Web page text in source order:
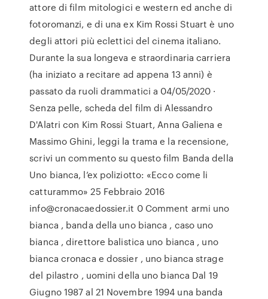
attore di film mitologici e western ed anche di
fotoromanzi, e di una ex Kim Rossi Stuart è uno
degli attori più eclettici del cinema italiano.
Durante la sua longeva e straordinaria carriera
(ha iniziato a recitare ad appena 13 anni) è
passato da ruoli drammatici a 04/05/2020 ·
Senza pelle, scheda del film di Alessandro
D'Alatri con Kim Rossi Stuart, Anna Galiena e
Massimo Ghini, leggi la trama e la recensione,
scrivi un commento su questo film Banda della
Uno bianca, l’ex poliziotto: «Ecco come li
catturammo» 25 Febbraio 2016
info@cronacaedossier.it 0 Comment armi uno
bianca , banda della uno bianca , caso uno
bianca , direttore balistica uno bianca , uno
bianca cronaca e dossier , uno bianca strage
del pilastro , uomini della uno bianca Dal 19
Giugno 1987 al 21 Novembre 1994 una banda